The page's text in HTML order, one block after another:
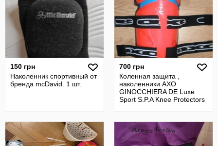
150 грн
Наколенник спортивный от
бренда mcDavid. 1 шт.
700 грн
Коленная защита ,
наколенники AXO
GINOCCHIERA DE Luxe
Sport S.P.A Knee Protectors